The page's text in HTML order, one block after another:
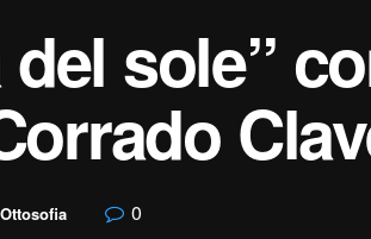
sole”
Ottosofia 0